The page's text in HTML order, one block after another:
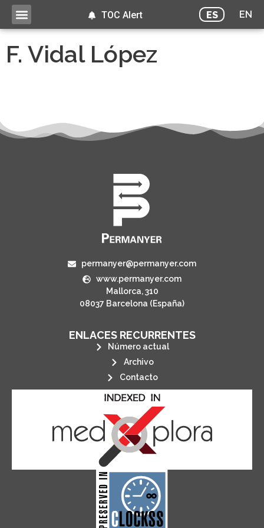
ES EN
TOC Alert
F. Vidal López
permanyer@permanyer.com
www.permanyer.com
Mallorca, 310
08037 Barcelona (España)
ENLACES RECURRENTES
Número actual
Archivo
Contacto
CLOCKSS is a dak archive that
ensures the long-term survival
of web-based scholary
publications, governed by and for
its stakeholders.